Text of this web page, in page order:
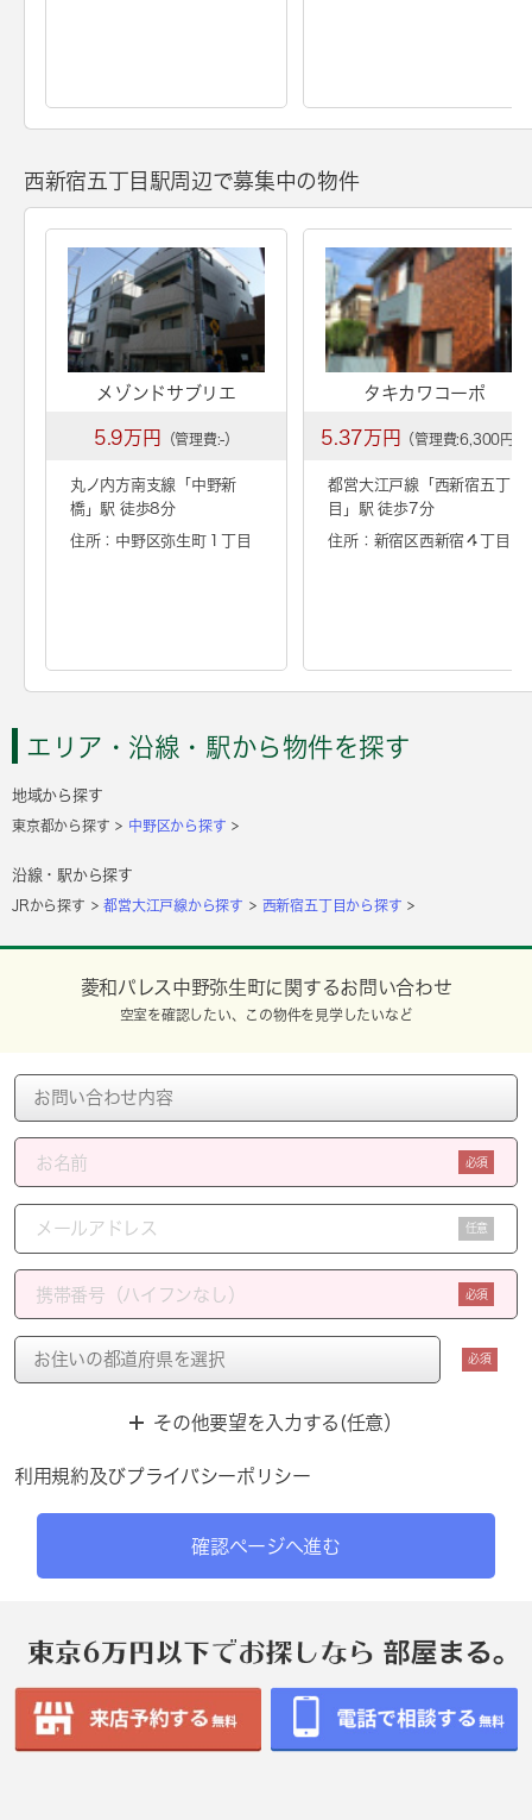
西新宿五丁目駅周辺で募集中の物件
メゾンドサブリエ
5.9万円 （管理費:-）
丸ノ内方南支線「 中野新
橋」駅 徒歩8分
住所：中野区弥生町１丁目
タキカワコーポ
5.37万円 （管理費:6,300円）
都営大江戸線「 西新宿五丁
目 」駅 徒歩7分
住所：新宿区西新宿４丁目
エリア・沿線・駅から物件を探す
地域から探す
東京都から探す 中野区から探す
沿線・駅から探す
JRから探す 都営大江戸線から探す 西新宿五丁目から探す
菱和パレス中野弥生町に関するお問い合わせ
空室を確認したい、この物件を見学したいなど
必須
任意
必須
必須
その他要望を入力する(任意）
利用規約及びプライバシーポリシー
確認ページへ進む